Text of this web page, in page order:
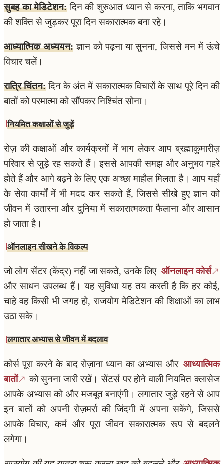
सुबह का मेडिटेशन: दिन की शुरुआत ध्यान से करना, ताकि भगवान
की शक्ति से जुड़कर पूरा दिन सकारात्मक बना रहे।
आध्यात्मिक अध्ययन:ज्ञान को पढ़ना या सुनना, जिससे मन में ऊंचे
विचार चलें।
रात्रि चिंतन:दिन के अंत में सकारात्मक विचारों के साथ पूरे दिन की
बातों को परमात्मा को सौंपकर निश्चिंत सोना।
नियमित कक्षाओं से जुड़ें
रोज़ की कक्षाओं और कार्यक्रमों में भाग लेकर आप ब्रह्माकुमारीज़
परिवार से जुड़े रह सकते हैं। इससे आपकी समझ और अनुभव गहरे
होते हैं और आगे बढ़ने के लिए एक अच्छा माहौल मिलता है। आप यहाँ
के सेवा कार्यों में भी मदद कर सकते हैं, जिससे सीखे हुए ज्ञान को
जीवन में उतारना और दुनिया में सकारात्मकता फैलाना और आसान
हो जाता है।
ऑनलाइन सीखने के विकल्प
जो लोग सेंटर (केंद्र) नहीं जा सकते, उनके लिए ऑनलाइन कोर्स
और साधन उपलब्ध हैं। यह सुविधा यह तय करती है कि हर कोई,
चाहे वह किसी भी जगह हो, राजयोग मेडिटेशन की शिक्षाओं का लाभ
उठा सके।
लगातार अभ्यास से जीवन में बदलाव
कोर्स पूरा करने के बाद रोज़ाना ध्यान का अभ्यास और आध्यात्मिक
बातों
को सुनना जारी रखें। सेंटर्स पर होने वाली नियमित क्लासेज
आपके अभ्यास को और मजबूत बनाएंगी। लगातार जुड़े रहने से आप
इन बातों को अपनी रोज़मर्रा की जिंदगी में अपना सकेंगे, जिससे
आपके विचार, कर्म और पूरा जीवन सकारात्मक रूप से बदलने
लगेगा।